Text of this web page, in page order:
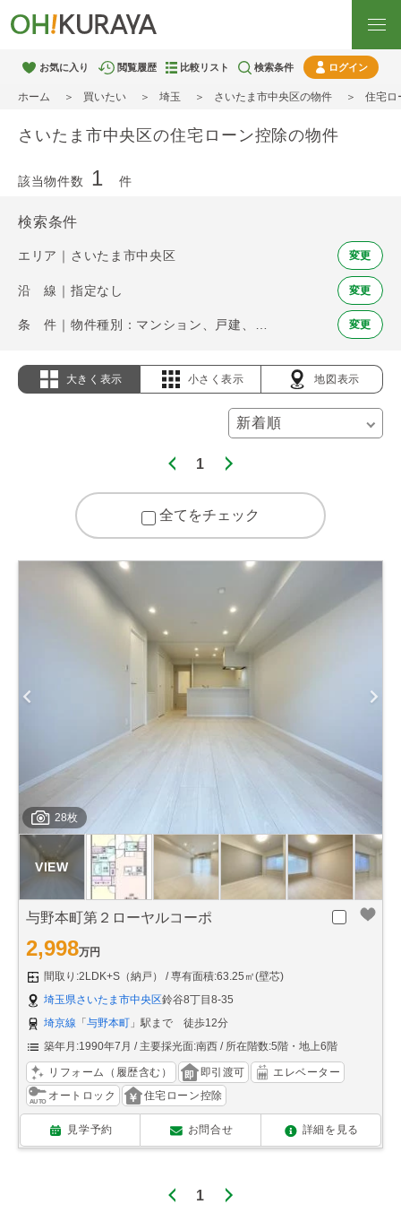
お気に入り 閲覧履歴 比較リスト 検索条件 ログイン
ホーム 買いたい 埼玉 さいたま市中央区の物件 住宅ロ
さいたま市中央区の住宅ローン控除の物件
該当物件数 1 件
検索条件
エリア｜さいたま市中央区 変更
沿 線｜指定なし 変更
変更
大きく表示 小さく表示 地図表示
1
全てをチェック
28枚
与野本町第２ローヤルコーポ
2,998万円
間取り:2LDK+S（納戸）
専有面積:63.25㎡(壁芯)
埼玉県さいたま市中央区鈴谷8丁目8-35
埼京線 「 与野本町 」駅まで 徒歩12分
築年月:1990年7月
主要採光面:南西 所在階数:5階・地上6階
リフォーム（履歴含む） 即引渡可
エレベーター
オートロック
住宅ローン控除
見学予約 お問合せ 詳細を見る
1